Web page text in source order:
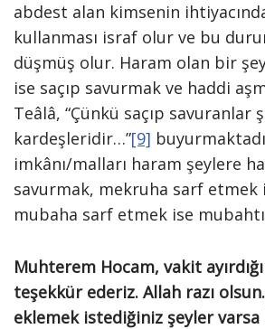
abdest alan kimsenin
kullanması israf olur ve bu
düşmüş olur. Haram olan bir
ise saçıp savurmak ve haddi
Teâlâ, “Çünkü saçıp savuranlar
kardeşleridir…”[9]
imkânı/malları haram şeylere
savurmak, mekruha sarf
mubaha sarf etmek ise
Muhterem Hocam, vakit
teşekkür ederiz. Allah razı
eklemek istediğiniz şeyler